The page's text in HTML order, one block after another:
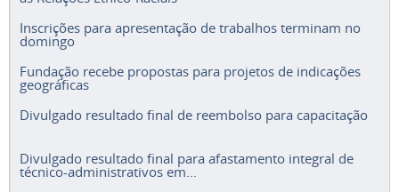
Inscrições para apresentação de trabalhos terminam no
domingo
Fundação recebe propostas para projetos de indicações
geográficas
Divulgado resultado final de reembolso para capacitação
Divulgado resultado final para afastamento integral de
técnico-administrativos em...